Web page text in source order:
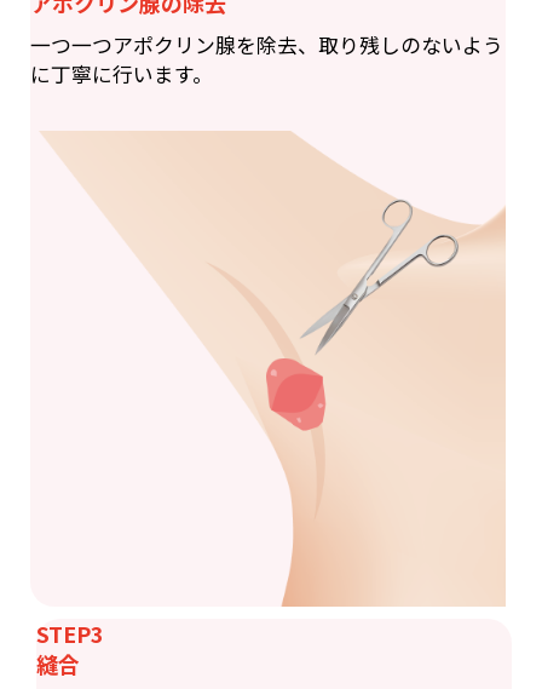
一つ一つアポクリン腺を除去、取り残しのないよう
に丁寧に行います。
STEP3
縫合